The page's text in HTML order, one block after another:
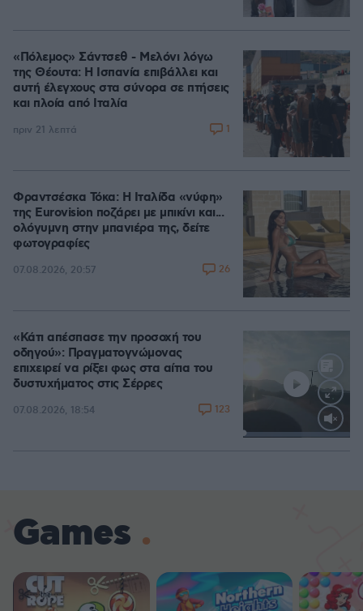
«Πόλεμος» Σάντσεθ - Μελόνι λόγω
της Θέουτα: Η Ισπανία επιβάλλει και
αυτή έλεγχους στα σύνορα σε πτήσεις
και πλοία από Ιταλία
πριν 21 λεπτά 1
Φραντσέσκα Τόκα: Η Ιταλίδα «νύφη»
της Eurovision ποζάρει με μπικίνι και...
ολόγυμνη στην μπανιέρα της, δείτε
φωτογραφίες
07.08.2026, 20:57 26
Loaded:
«Κάτι απέσπασε την προσοχή του
οδηγού»: Πραγματογνώμονας
επιχειρεί να ρίξει φως στα αίτια του
δυστυχήματος στις Σέρρες
07.08.2026, 18:54 123
Games